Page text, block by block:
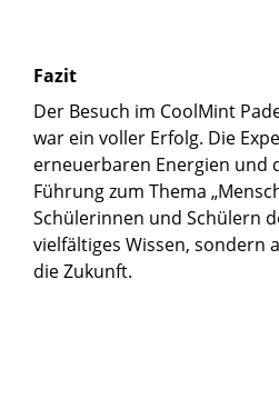
Fazit
Der Besuch im CoolMint
war ein voller Erfolg. Die
erneuerbaren Energien und
Führung zum Thema
Schülerinnen und Schülern
vielfältiges Wissen, sondern
die Zukunft.